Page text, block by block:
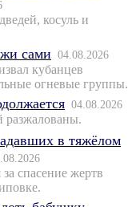
косуль и
сами 04.08.2026
кубанцев
огневые группы.
04.08.2026
разжалованы.
в тяжёлом
спасение жертв